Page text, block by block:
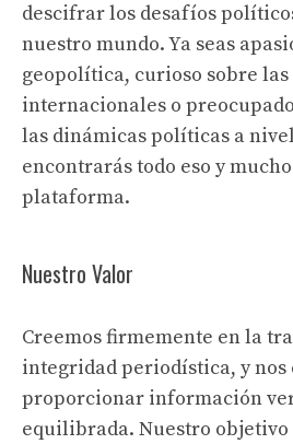
descifrar los desafíos
nuestro mundo. Ya seas
geopolítica, curioso sobre
internacionales o
las dinámicas políticas a
encontrarás todo eso y
plataforma.
Nuestro Valor
Creemos firmemente en la
integridad periodística, y nos
proporcionar información
equilibrada. Nuestro